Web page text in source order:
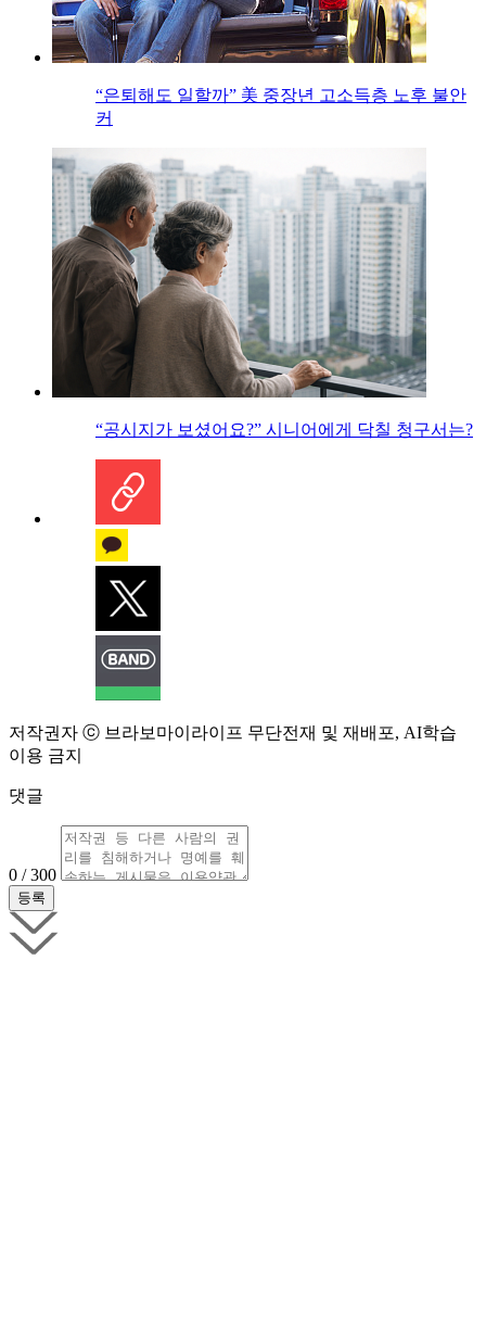
“은퇴해도 일할까” 美 중장년 고소득층 노후 불안
커
“공시지가 보셨어요?” 시니어에게 닥칠 청구서는?
저작권자 ⓒ 브라보마이라이프 무단전재 및 재배포, AI학습
이용 금지
댓글
0 / 300